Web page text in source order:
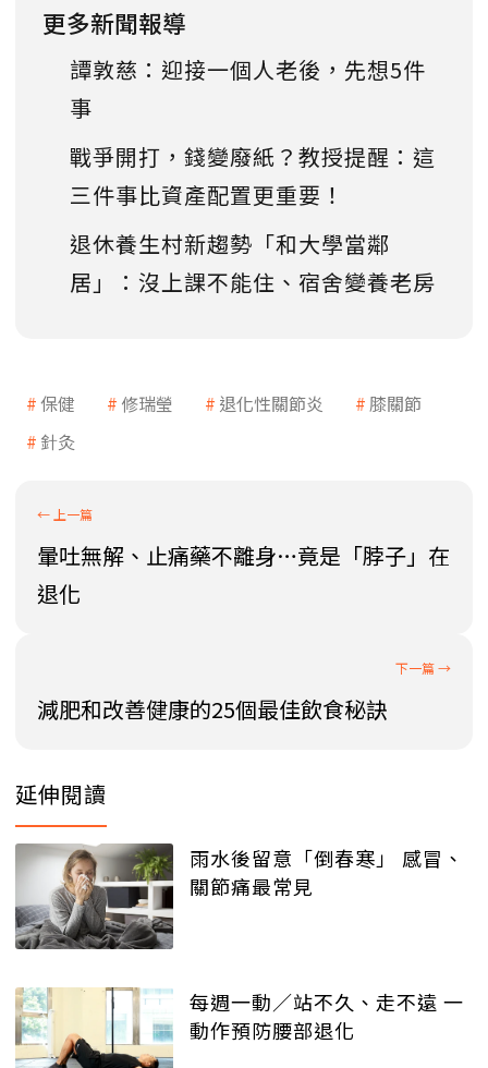
更多新聞報導
譚敦慈：迎接一個人老後，先想5件
事
戰爭開打，錢變廢紙？教授提醒：這
三件事比資產配置更重要！
退休養生村新趨勢「和大學當鄰
居」：沒上課不能住、宿舍變養老房
保健 修瑞瑩 退化性關節炎
膝關節
針灸
暈吐無解、止痛藥不離身…竟是「脖子」在
退化
減肥和改善健康的25個最佳飲食秘訣
延伸閱讀
雨水後留意「倒春寒」 感冒、
關節痛最常見
每週一動／站不久、走不遠 一
動作預防腰部退化